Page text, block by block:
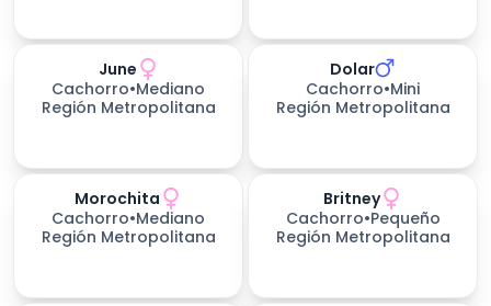
June
Cachorro•Mediano
Región Metropolitana
Dolar
Cachorro•Mini
Región Metropolitana
Morochita
Cachorro•Mediano
Región Metropolitana
Britney
Cachorro•Pequeño
Región Metropolitana